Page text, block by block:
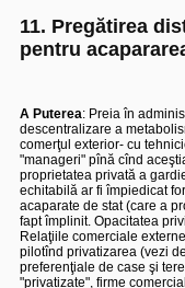
11. Pregătirea
pentru
A Puterea: Preia în
descentralizare a
comerţul exterior- cu
"manageri" pînă cînd
proprietatea privată a
echitabilă ar fi împiedicat
acaparate de stat (care a
fapt împlinit. Opacitatea
Relaţiile comerciale
pilotînd privatizarea (vezi
preferenţiale de case şi
"privatizate", firme